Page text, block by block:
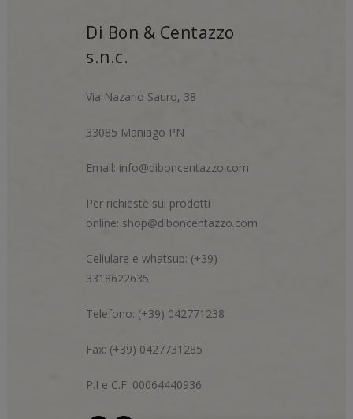
Di Bon & Centazzo
s.n.c.
Via Nazario Sauro, 38
33085 Maniago PN
Email: info@diboncentazzo.com
Per richieste sui prodotti
online: shop@diboncentazzo.com
Cellulare e whatsup: (+39)
3318622635
Telefono: (+39) 042771238
Fax: (+39) 0427731285
P.I e C.F. 00064440936